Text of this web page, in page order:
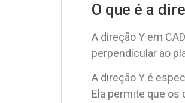
O que é a
A direção Y em
perpendicular ao
A direção Y é
Ela permite que